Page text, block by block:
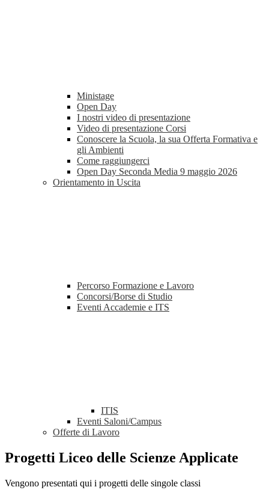
Ministage
Open Day
I nostri video di presentazione
Video di presentazione Corsi
Conoscere la Scuola, la sua Offerta Formativa e
gli Ambienti
Come raggiungerci
Open Day Seconda Media 9 maggio 2026
Orientamento in Uscita
Percorso Formazione e Lavoro
Concorsi/Borse di Studio
Eventi Accademie e ITS
ITIS
Eventi Saloni/Campus
Offerte di Lavoro
Progetti Liceo delle Scienze Applicate
Vengono presentati qui i progetti delle singole classi